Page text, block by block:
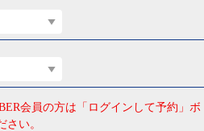
会員の方は「ログインして予約」ボ
さい。